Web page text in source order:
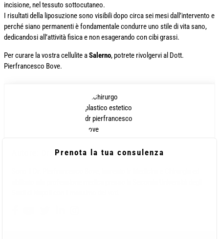
incisione, nel tessuto sottocutaneo.
I risultati della liposuzione sono visibili dopo circa sei mesi dall’intervento e
perché siano permanenti è fondamentale condurre uno stile di vita sano,
dedicandosi all’attività fisica e non esagerando con cibi grassi.
Per curare la vostra cellulite aSalerno, potrete rivolgervi al Dott.
Pierfrancesco Bove.
Autore: Dr. Pierfrancesco Bove
Prenota la tua consulenza